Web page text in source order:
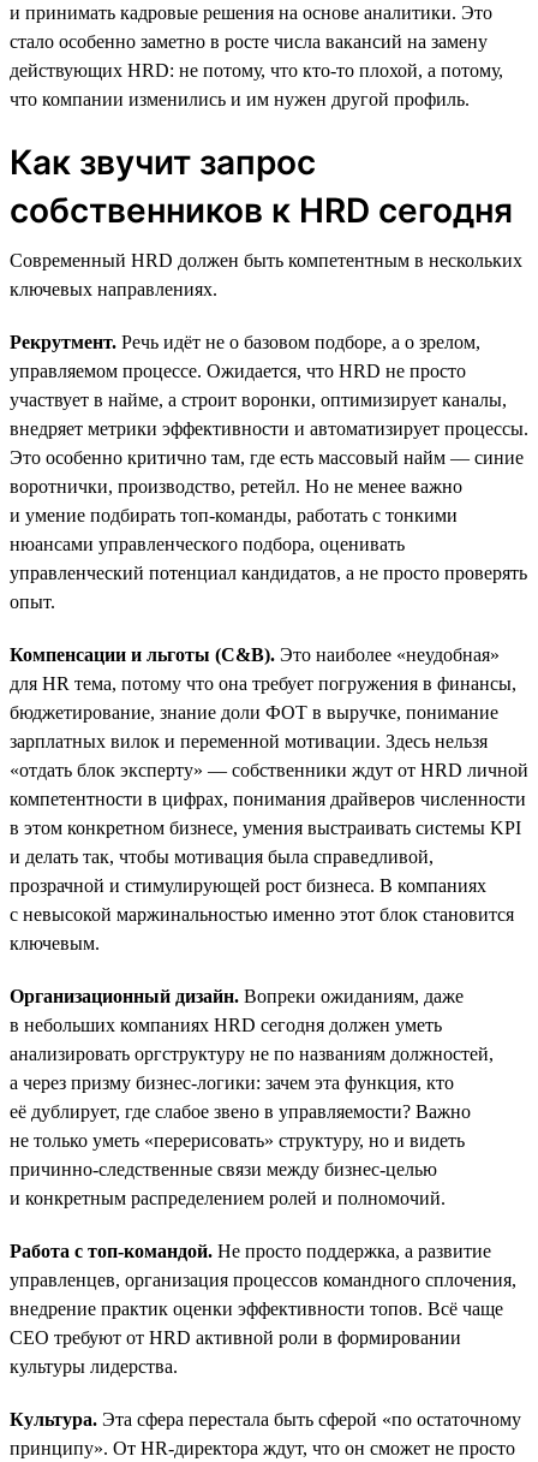
и принимать кадровые решения на основе аналитики. Это
стало особенно заметно в росте числа вакансий на замену
действующих HRD: не потому, что кто-то плохой, а потому,
что компании изменились и им нужен другой профиль.
Как звучит запрос
собственников к HRD сегодня
Современный HRD должен быть компетентным в нескольких
ключевых направлениях.
Рекрутмент. Речь идёт не о базовом подборе, а о зрелом,
управляемом процессе. Ожидается, что HRD не просто
участвует в найме, а строит воронки, оптимизирует каналы,
внедряет метрики эффективности и автоматизирует процессы.
Это особенно критично там, где есть массовый найм — синие
воротнички, производство, ретейл. Но не менее важно
и умение подбирать топ-команды, работать с тонкими
нюансами управленческого подбора, оценивать
управленческий потенциал кандидатов, а не просто проверять
опыт.
Компенсации и льготы (C&B). Это наиболее «неудобная»
для HR тема, потому что она требует погружения в финансы,
бюджетирование, знание доли ФОТ в выручке, понимание
зарплатных вилок и переменной мотивации. Здесь нельзя
«отдать блок эксперту» — собственники ждут от HRD личной
компетентности в цифрах, понимания драйверов численности
в этом конкретном бизнесе, умения выстраивать системы KPI
и делать так, чтобы мотивация была справедливой,
прозрачной и стимулирующей рост бизнеса. В компаниях
с невысокой маржинальностью именно этот блок становится
ключевым.
Организационный дизайн. Вопреки ожиданиям, даже
в небольших компаниях HRD сегодня должен уметь
анализировать оргструктуру не по названиям должностей,
а через призму бизнес-логики: зачем эта функция, кто
её дублирует, где слабое звено в управляемости? Важно
не только уметь «перерисовать» структуру, но и видеть
причинно-следственные связи между бизнес-целью
и конкретным распределением ролей и полномочий.
Работа с топ-командой. Не просто поддержка, а развитие
управленцев, организация процессов командного сплочения,
внедрение практик оценки эффективности топов. Всё чаще
СЕО требуют от HRD активной роли в формировании
культуры лидерства.
Культура. Эта сфера перестала быть сферой «по остаточному
принципу». От HR-директора ждут, что он сможет не просто